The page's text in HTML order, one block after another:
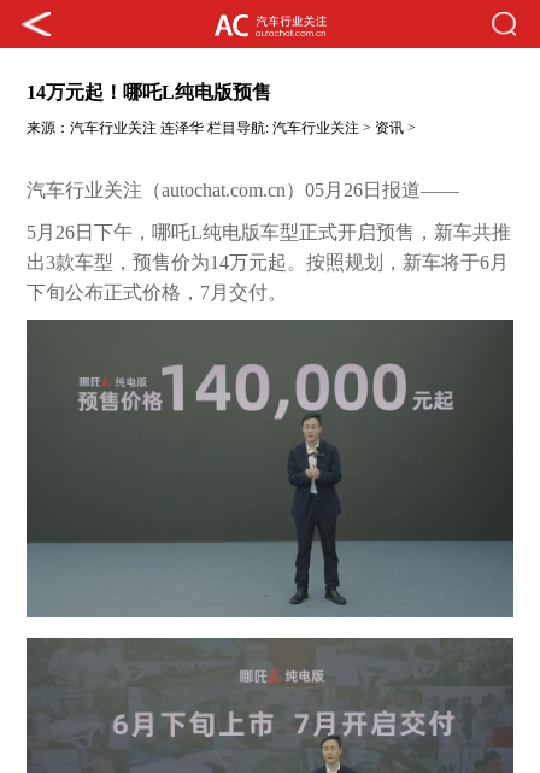
14万元起！哪吒L纯电版预售
来源：汽车行业关注 连泽华 栏目导航:汽车行业关注 > 资讯 >
汽车行业关注（autochat.com.cn）05月26日报道——
5月26日下午，哪吒L纯电版车型正式开启预售，新车共推
出3款车型，预售价为14万元起。按照规划，新车将于6月
下旬公布正式价格，7月交付。